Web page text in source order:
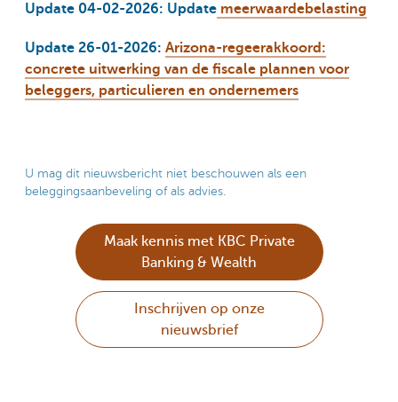
Update 04-02-2026: Update meerwaardebelasting
Update 26-01-2026: Arizona-regeerakkoord:
concrete uitwerking van de fiscale plannen voor
beleggers, particulieren en ondernemers
U mag dit nieuwsbericht niet beschouwen als een
beleggingsaanbeveling of als advies.
Maak kennis met KBC Private
Banking & Wealth
Inschrijven op onze
nieuwsbrief